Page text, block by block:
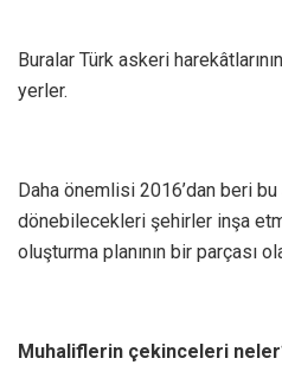
Buralar Türk askeri
yerler.
Daha önemlisi 2016’dan beri bu
dönebilecekleri şehirler inşa
oluşturma planının bir parçası
Muhaliflerin çekinceleri